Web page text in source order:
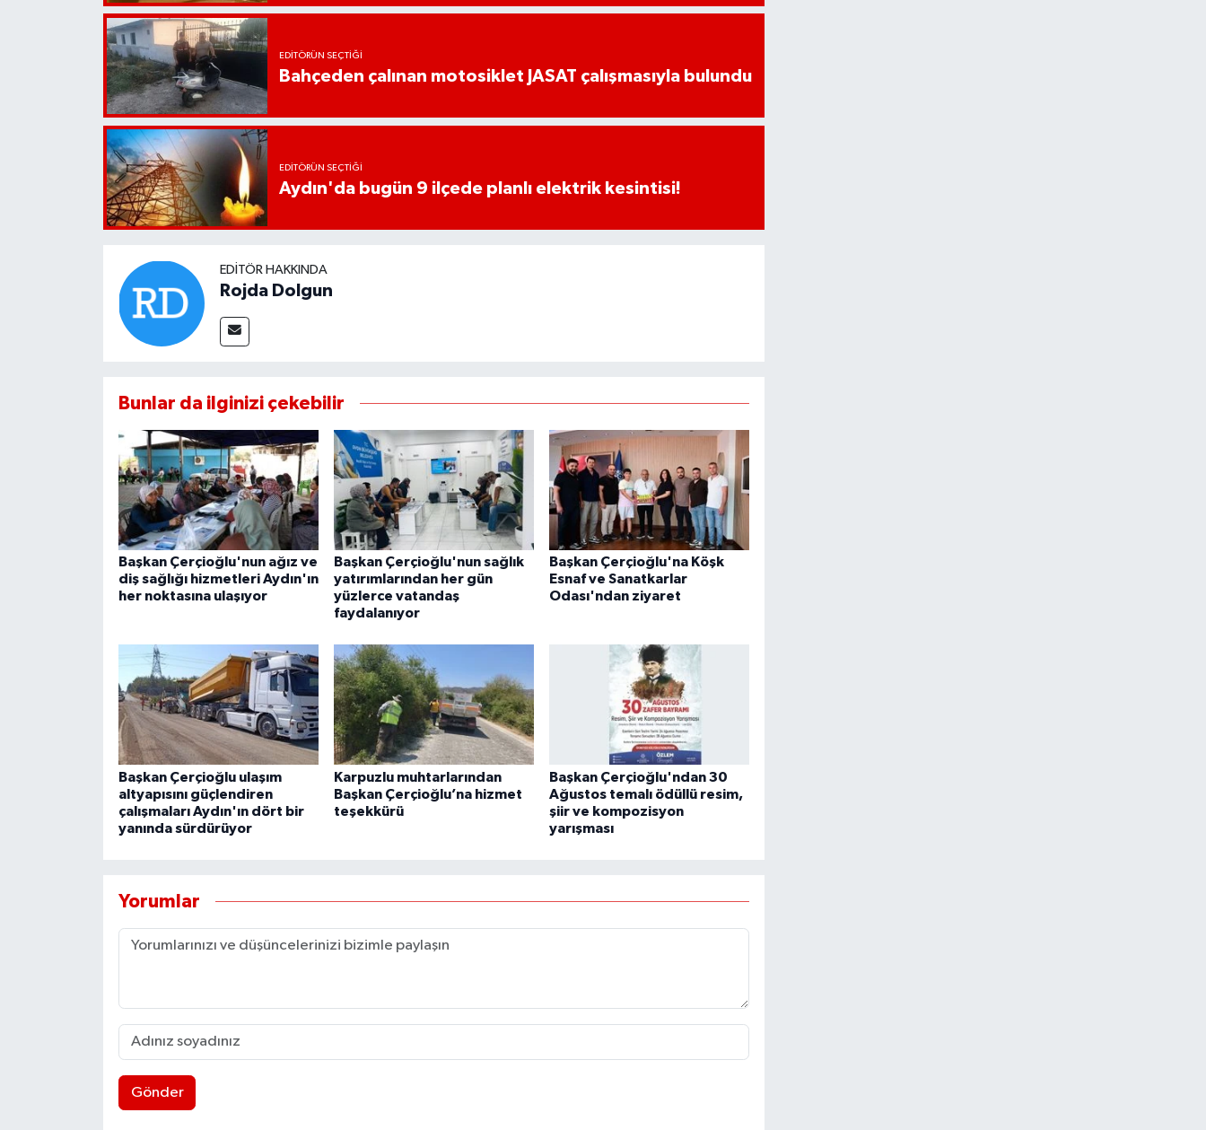
EDITÖRÜN SEÇTIĞI
Bahçeden çalınan motosiklet JASAT çalışmasıyla bulundu
EDITÖRÜN SEÇTIĞI
Aydın'da bugün 9 ilçede planlı elektrik kesintisi!
EDITÖR HAKKINDA
Rojda Dolgun
Bunlar da ilginizi çekebilir
Başkan Çerçioğlu'nun ağız ve
diş sağlığı hizmetleri Aydın'ın
her noktasına ulaşıyor
Başkan Çerçioğlu'nun sağlık
yatırımlarından her gün
yüzlerce vatandaş
faydalanıyor
Başkan Çerçioğlu'na Köşk
Esnaf ve Sanatkarlar
Odası'ndan ziyaret
Başkan Çerçioğlu ulaşım
altyapısını güçlendiren
çalışmaları Aydın'ın dört bir
yanında sürdürüyor
Karpuzlu muhtarlarından
Başkan Çerçioğlu’na hizmet
teşekkürü
Başkan Çerçioğlu'ndan 30
Ağustos temalı ödüllü resim,
şiir ve kompozisyon
yarışması
Yorumlar
Gönder